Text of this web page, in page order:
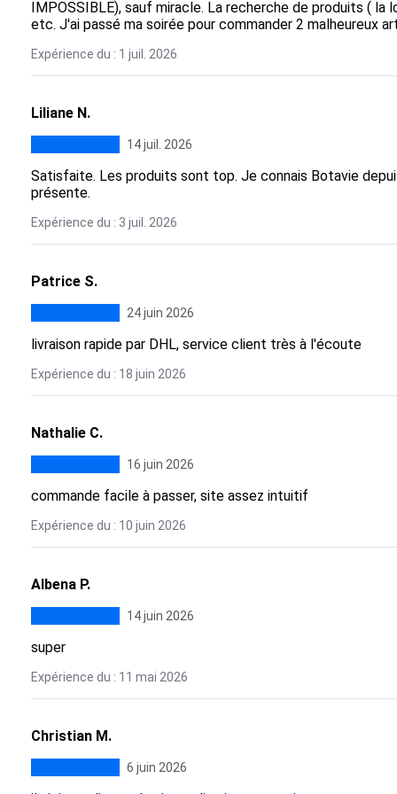
IMPOSSIBLE), sauf miracle. La recherche de produits ( la
etc. J'ai passé ma soirée pour commander 2 malheureux
Expérience du : 1 juil. 2026
Liliane N.
14 juil. 2026
Satisfaite. Les produits sont top. Je connais Botavie
présente.
Expérience du : 3 juil. 2026
Patrice S.
24 juin 2026
livraison rapide par DHL, service client très à l'écoute
Expérience du : 18 juin 2026
Nathalie C.
16 juin 2026
commande facile à passer, site assez intuitif
Expérience du : 10 juin 2026
Albena P.
14 juin 2026
super
Expérience du : 11 mai 2026
Christian M.
6 juin 2026